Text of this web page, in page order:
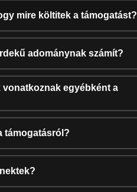
mire költitek a támogatást?
adománynak számít?
vonatkoznak egyébként a
támogatásról?